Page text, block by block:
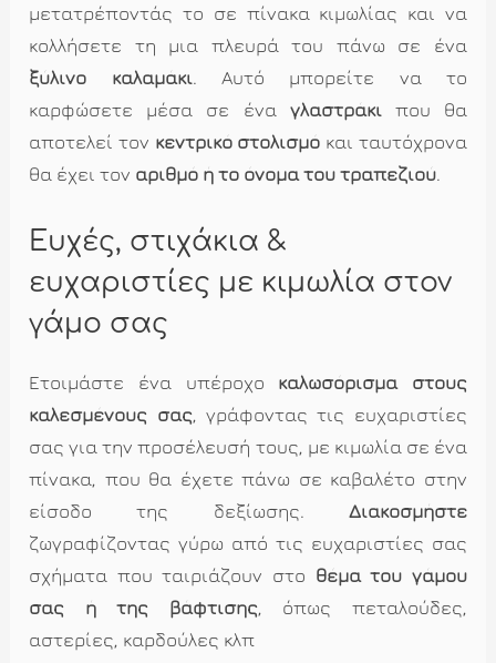
μετατρέποντάς το σε πίνακα κιμωλίας και να
κολλήσετε τη μια πλευρά του πάνω σε ένα
ξύλινο καλαμάκι. Αυτό μπορείτε να το
καρφώσετε μέσα σε ένα γλαστράκιπου θα
αποτελεί τον κεντρικό στολισμό και ταυτόχρονα
θα έχει τον αριθμό ή το όνομα του τραπεζιού.
Ευχές, στιχάκια &
ευχαριστίες με κιμωλία στον
γάμο σας
Ετοιμάστε ένα υπέροχο καλωσόρισμα στους
καλεσμένους σας, γράφοντας τις ευχαριστίες
σας για την προσέλευσή τους, με κιμωλία σε ένα
πίνακα, που θα έχετε πάνω σε καβαλέτο στην
είσοδο της δεξίωσης. Διακοσμήστε
ζωγραφίζοντας γύρω από τις ευχαριστίες σας
σχήματα που ταιριάζουν στο θέμα του γάμου
σας ή της βάφτισης, όπως πεταλούδες,
αστερίες, καρδούλες κλπ